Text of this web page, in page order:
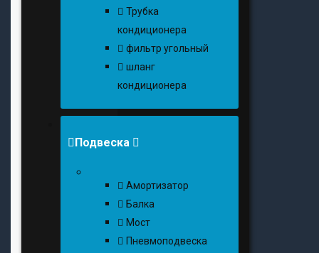
Трубка
кондиционера
фильтр угольный
шланг
кондиционера
Подвеска
Амортизатор
Балка
Мост
Пневмоподвеска